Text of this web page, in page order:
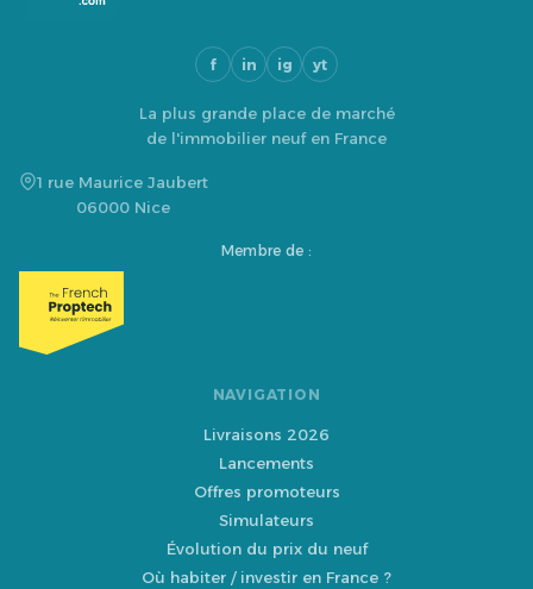
f in ig yt
La plus grande place de marché
de l'immobilier neuf en France
1 rue Maurice Jaubert
06000 Nice
Membre de :
NAVIGATION
Livraisons 2026
Lancements
Offres promoteurs
Simulateurs
Évolution du prix du neuf
Où habiter / investir en France ?